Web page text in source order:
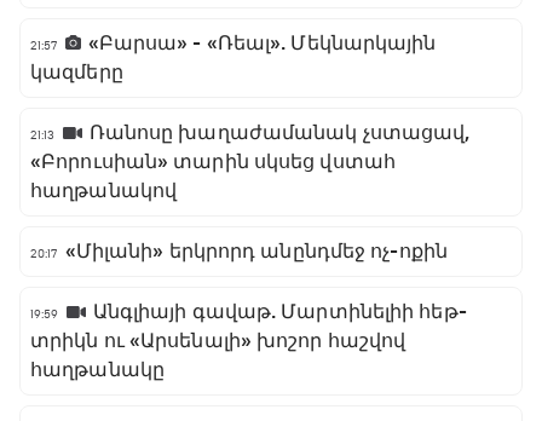
21:57
«Բարսա» - «Ռեալ». Մեկնարկային
կազմերը
21:13
Ռանոսը խաղաժամանակ չստացավ,
«Բորուսիան» տարին սկսեց վստահ
հաղթանակով
20:17 «Միլանի» երկրորդ անընդմեջ ոչ-ոքին
19:59
Անգլիայի գավաթ. Մարտինելիի հեթ-
տրիկն ու «Արսենալի» խոշոր հաշվով
հաղթանակը